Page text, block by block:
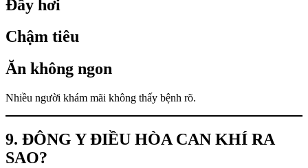
Đầy hơi
Chậm tiêu
Ăn không ngon
Nhiều người khám mãi không thấy bệnh rõ.
9. ĐÔNG Y ĐIỀU HÒA CAN KHÍ RA
SAO?